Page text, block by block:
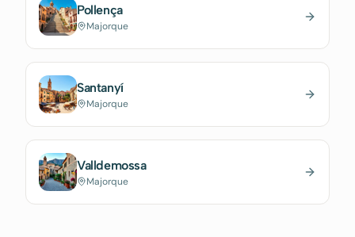
Pollença
Majorque
Santanyí
Majorque
Valldemossa
Majorque